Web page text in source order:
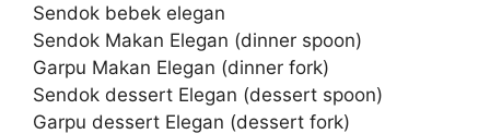
Sendok bebek elegan
Sendok Makan Elegan (dinner spoon)
Garpu Makan Elegan (dinner fork)
Sendok dessert Elegan (dessert spoon)
Garpu dessert Elegan (dessert fork)